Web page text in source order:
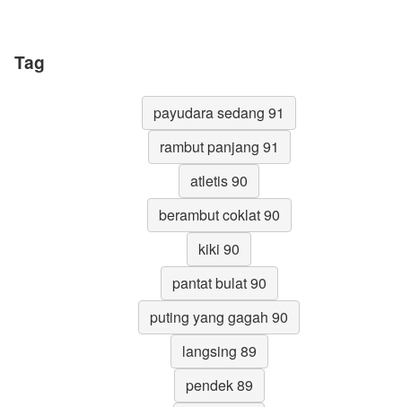
Tag
payudara sedang 91
rambut panjang 91
atletis 90
berambut coklat 90
kiki 90
pantat bulat 90
puting yang gagah 90
langsing 89
pendek 89